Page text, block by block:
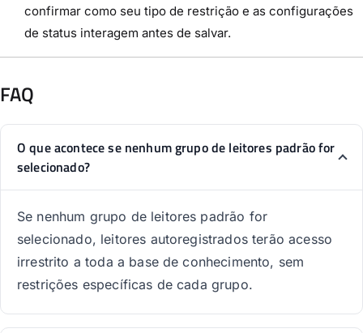
confirmar como seu tipo de restrição e as configurações
de status interagem antes de salvar.
FAQ
O que acontece se nenhum grupo de leitores padrão for
selecionado?
Se nenhum grupo de leitores padrão for
selecionado, leitores autoregistrados terão acesso
irrestrito a toda a base de conhecimento, sem
restrições específicas de cada grupo.